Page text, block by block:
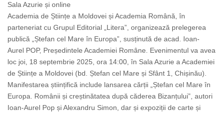
Sala Azurie și online
Academia de Științe a Moldovei și Academia Română, în
parteneriat cu Grupul Editorial „Litera”, organizează prelegerea
publică „Ștefan cel Mare în Europa”, susținută de acad. Ioan-
Aurel POP, Președintele Academiei Române. Evenimentul va avea
loc joi, 18 septembrie 2025, ora 14:00, în Sala Azurie a Academiei
de Științe a Moldovei (bd. Ștefan cel Mare și Sfânt 1, Chișinău).
Manifestarea științifică include lansarea cărții „Ștefan cel Mare în
Europa. Românii și creștinătatea după căderea Bizanțului”, autori
Ioan-Aurel Pop și Alexandru Simon, dar și expoziții de carte și